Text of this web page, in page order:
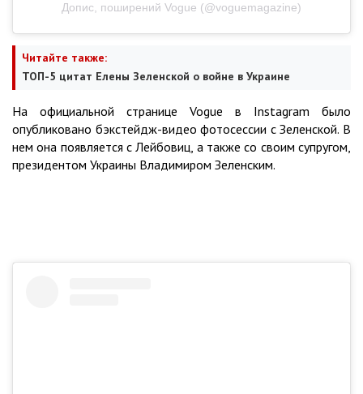
Допис, поширений Vogue (@voguemagazine)
Читайте также:
ТОП-5 цитат Елены Зеленской о войне в Украине
На официальной странице Vogue в Instagram было
опубликовано бэкстейдж-видео фотосессии с Зеленской. В
нем она появляется с Лейбовиц, а также со своим супругом,
президентом Украины Владимиром Зеленским.